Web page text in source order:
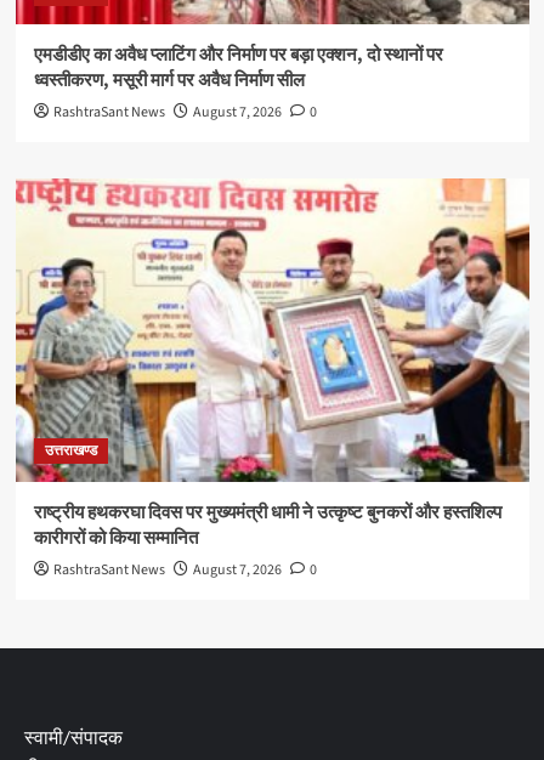
एमडीडीए का अवैध प्लाटिंग और निर्माण पर बड़ा एक्शन, दो स्थानों पर
ध्वस्तीकरण, मसूरी मार्ग पर अवैध निर्माण सील
RashtraSant News August 7, 2026 0
उत्तराखण्ड
राष्ट्रीय हथकरघा दिवस पर मुख्यमंत्री धामी ने उत्कृष्ट बुनकरों और हस्तशिल्प
कारीगरों को किया सम्मानित
RashtraSant News August 7, 2026 0
स्वामी/संपादक